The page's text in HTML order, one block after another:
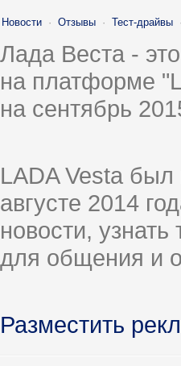
Новости · Отзывы · Тест-драйвы ·
Лада Веста -
на платформе
на сентябрь
LADA Vesta
августе 2014
новости,
для общения и
Разместить